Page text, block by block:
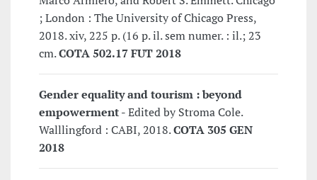
; London : The University of Chicago Press,
2018. xiv, 225 p. (16 p. il. sem numer. : il.; 23
cm.COTA 502.17 FUT 2018
Gender equality and tourism : beyond
empowerment -Edited by Stroma Cole.
Walllingford : CABI, 2018.COTA 305 GEN
2018